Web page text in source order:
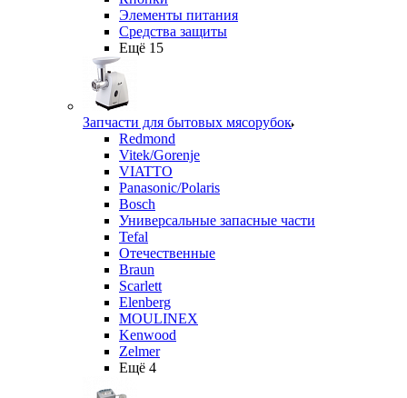
Элементы питания
Средства защиты
Ещё 15
Запчасти для бытовых мясорубок
Redmond
Vitek/Gorenje
VIATTO
Panasonic/Polaris
Bosch
Универсальные запасные части
Tefal
Отечественные
Braun
Scarlett
Elenberg
MOULINEX
Kenwood
Zelmer
Ещё 4